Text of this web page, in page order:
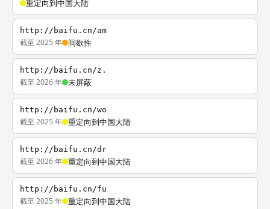
重定向到中国大陆
http://baifu.cn/am
截至 2025 年 间歇性
http://baifu.cn/z.
截至 2026 年 未屏蔽
http://baifu.cn/wo
截至 2025 年 重定向到中国大陆
http://baifu.cn/dr
截至 2026 年 重定向到中国大陆
http://baifu.cn/fu
截至 2025 年 重定向到中国大陆